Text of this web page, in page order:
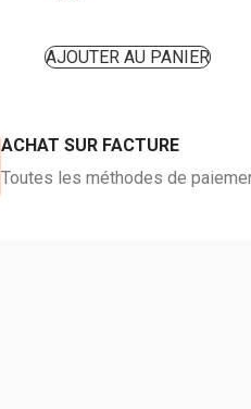
AJOUTER AU PANIER
ACHAT SUR FACTURE
Toutes les méthodes de